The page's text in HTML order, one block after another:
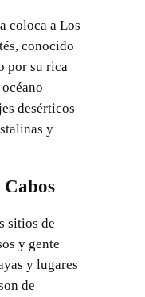
coloca a Los
conocido
por su rica
desérticos
y
sitios de
y gente
y lugares
de